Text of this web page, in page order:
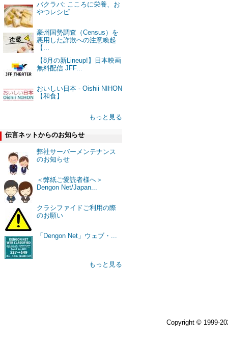
バクラバ: こころに栄養、お
やつレシピ
豪州国勢調査（Census）を
悪用した詐欺への注意喚起
【...
【8月の新Lineup!】日本映画
無料配信 JFF...
おいしい日本 - Oishii NIHON
【和食】
もっと見る
伝言ネットからのお知らせ
弊社サーバーメンテナンス
のお知らせ
＜弊紙ご愛読者様へ＞
Dengon Net/Japan...
クラシファイドご利用の際
のお願い
「Dengon Net」ウェブ・...
もっと見る
Copyright © 1999-